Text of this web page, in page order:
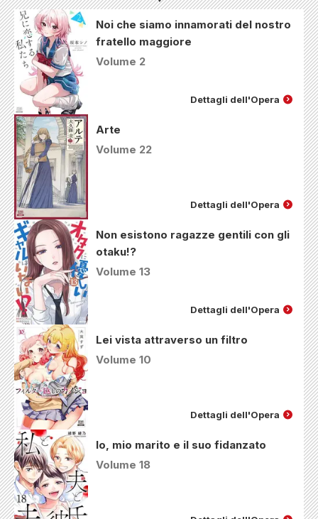
Noi che siamo innamorati del nostro
fratello maggiore
Volume 2
Dettagli dell'Opera
Arte
Volume 22
Dettagli dell'Opera
Non esistono ragazze gentili con gli
otaku!?
Volume 13
Dettagli dell'Opera
Lei vista attraverso un filtro
Volume 10
Dettagli dell'Opera
Io, mio marito e il suo fidanzato
Volume 18